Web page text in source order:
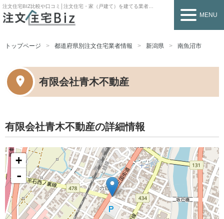
注文住宅BIZ比較や口コミ│注文住宅・家（戸建て）を建てる業者を探すなら
MENU
トップページ 都道府県別注文住宅業者情報 新潟県 南魚沼市
有限会社青木不動産
有限会社青木不動産の詳細情報
+
-